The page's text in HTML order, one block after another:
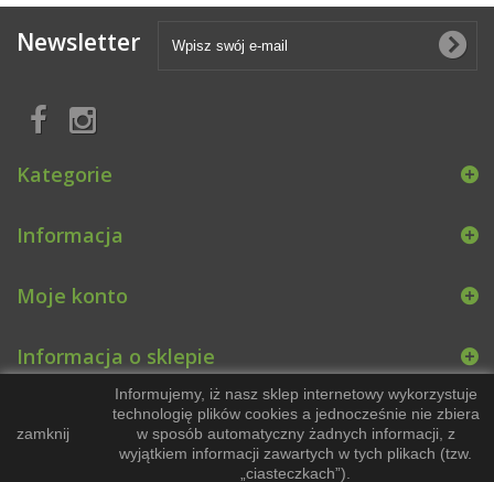
Newsletter
Kategorie
Informacja
Moje konto
Informacja o sklepie
zamknij
Informujemy, iż nasz sklep internetowy wykorzystuje
technologię plików cookies a jednocześnie nie zbiera
w sposób automatyczny żadnych informacji, z
wyjątkiem informacji zawartych w tych plikach (tzw.
„ciasteczkach”).